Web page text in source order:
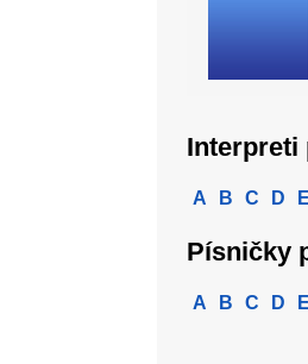
Interpreti
A B C D E
Písničky
A B C D E